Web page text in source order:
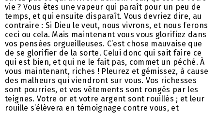
vie ? Vous êtes une vapeur qui paraît pour un peu de
temps, et qui ensuite disparaît. Vous devriez dire, au
contraire : Si Dieu le veut, nous vivrons, et nous ferons
ceci ou cela. Mais maintenant vous vous glorifiez dans
vos pensées orgueilleuses. C’est chose mauvaise que
de se glorifier de la sorte. Celui donc qui sait faire ce
qui est bien, et qui ne le fait pas, commet un péché. À
vous maintenant, riches ! Pleurez et gémissez, à cause
des malheurs qui viendront sur vous. Vos richesses
sont pourries, et vos vêtements sont rongés par les
teignes. Votre or et votre argent sont rouillés ; et leur
rouille s’élèvera en témoignage contre vous, et